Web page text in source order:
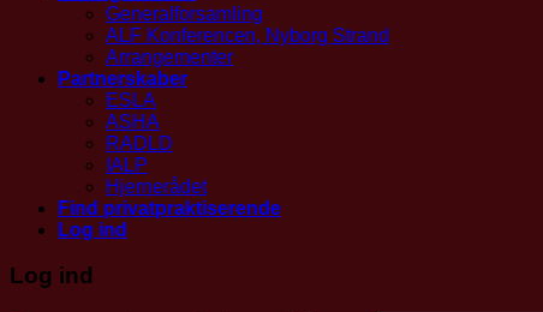
Generalforsamling
ALF Konferencen, Nyborg Strand
Arrangementer
Partnerskaber
ESLA
ASHA
RADLD
IALP
Hjernerådet
Find privatpraktiserende
Log ind
Log ind